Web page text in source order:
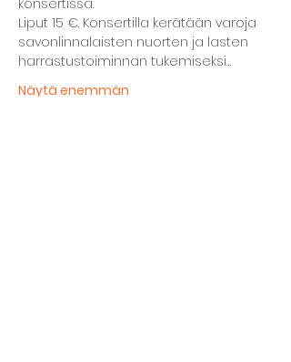
konsertissa.
Liput 15 €. Konsertilla kerätään varoja
savonlinnalaisten nuorten ja lasten
harrastustoiminnan tukemiseksi…
Näytä enemmän